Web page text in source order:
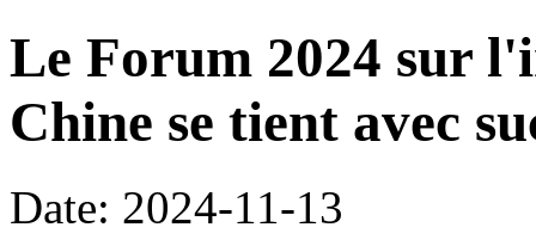
Le Forum 2024 sur
Chine se tient avec
Date: 2024-11-13